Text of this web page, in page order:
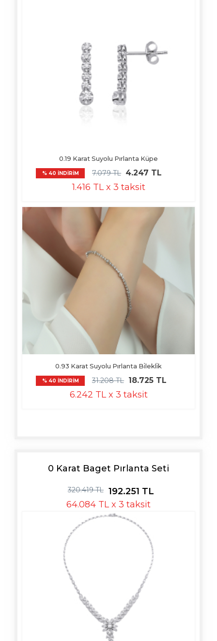
0.19 Karat Suyolu Pırlanta Küpe
% 40 İNDİRİM 7.079 TL 4.247 TL
1.416 TL x 3 taksit
0.93 Karat Suyolu Pırlanta Bi̇lekli̇k
% 40 İNDİRİM 31.208 TL 18.725 TL
6.242 TL x 3 taksit
0 Karat Baget Pırlanta Seti
320.419 TL 192.251 TL
64.084 TL x 3 taksit